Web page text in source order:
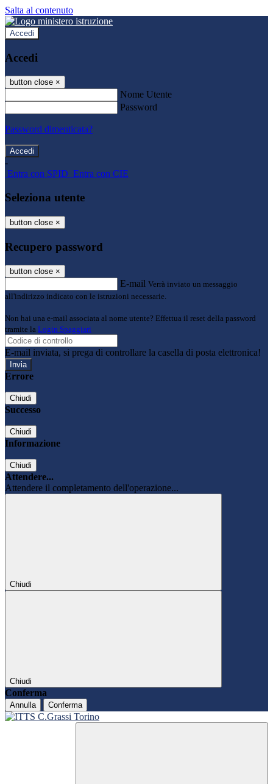
Salta al contenuto
Accedi
Accedi
button close ×
Nome Utente
Password
Password dimenticata?
-
Entra con SPID Entra con CIE
Seleziona utente
button close ×
Recupero password
button close ×
E-mail Verrà inviato un messaggio
all'indirizzo indicato con le istruzioni necessarie.
Non hai una e-mail associata al nome utente? Effettua il reset della password
tramite la Login Spaggiari
E-mail inviata, si prega di controllare la casella di posta elettronica!
Errore
Chiudi
Successo
Chiudi
Informazione
Chiudi
Attendere...
Attendere il completamento dell'operazione...
Chiudi
Chiudi
Conferma
Annulla Conferma